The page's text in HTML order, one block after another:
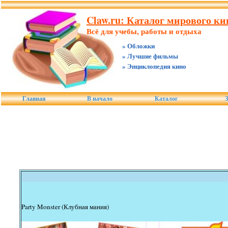
Claw.ru: Каталог мирового
Всё для учебы, работы и отдыха
» Обложки
» Лучшие фильмы
» Энциклопедия кино
Главная В начало Каталог
Party Monster (Клубная мания)